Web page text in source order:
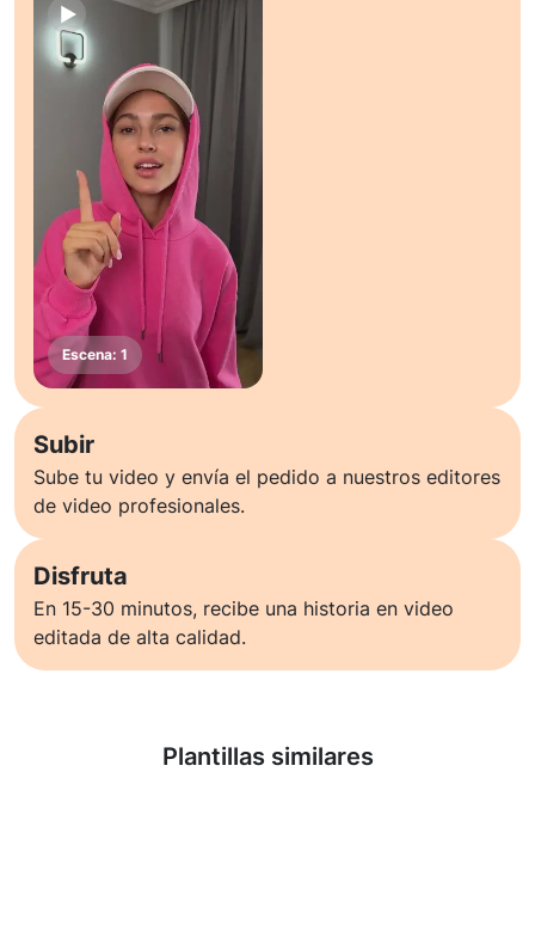
Subir
Sube tu video y envía el pedido a nuestros editores
de video profesionales.
Disfruta
En 15-30 minutos, recibe una historia en video
editada de alta calidad.
Plantillas similares
Saber más